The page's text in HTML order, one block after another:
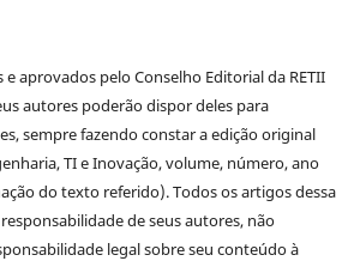
aprovados pelo Conselho Editorial da RETII
autores poderão dispor deles para
sempre fazendo constar a edição original
TI e Inovação, volume, número, ano
do texto referido). Todos os artigos dessa
de seus autores, não
legal sobre seu conteúdo à